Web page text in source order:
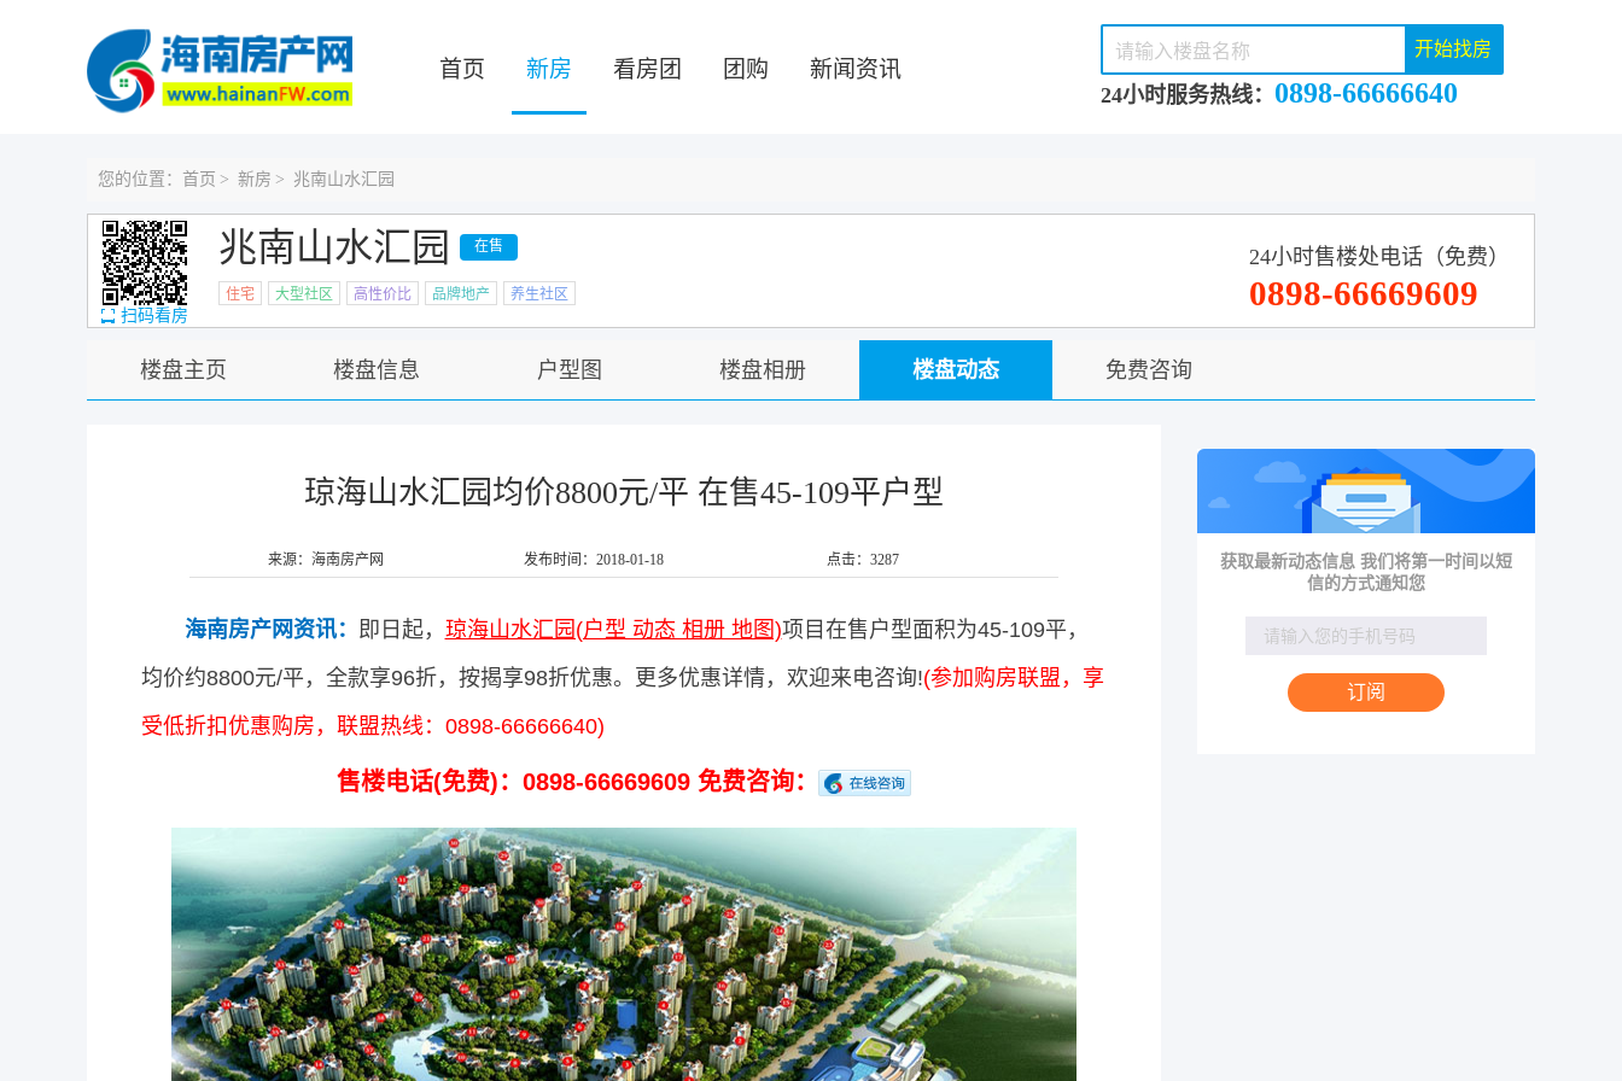
首页 新房 看房团 团购 新闻资讯
开始找房
24小时服务热线： 0898-66666640
您的位置： 首页 > 新房 > 兆南山水汇园
扫码看房
兆南山水汇园 在售
住宅 大型社区 高性价比 品牌地产 养生社区
24小时售楼处电话（免费）
0898-66669609
楼盘主页 楼盘信息 户型图 楼盘相册 楼盘动态 免费咨询
琼海山水汇园均价8800元/平 在售45-109平户型
来源：海南房产网 发布时间：2018-01-18 点击：3287
海南房产网资讯： 即日起， 琼海山水汇园(户型 动态 相册 地图)项目在售户型面积为45-109平，
均价约8800元/平，全款享96折，按揭享98折优惠。更多优惠详情，欢迎来电咨询!(参加购房联盟，享
受低折扣优惠购房，联盟热线：0898-66666640)
售楼电话(免费)：0898-66669609 免费咨询：
获取最新动态信息 我们将第一时间以短
信的方式通知您